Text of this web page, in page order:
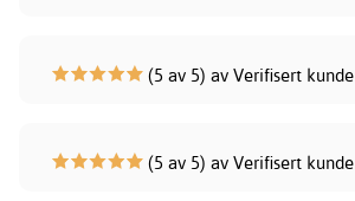
(5 av 5) av Verifisert kunde
(5 av 5) av Verifisert kunde